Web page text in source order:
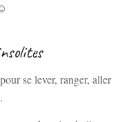
se lever, ranger, aller